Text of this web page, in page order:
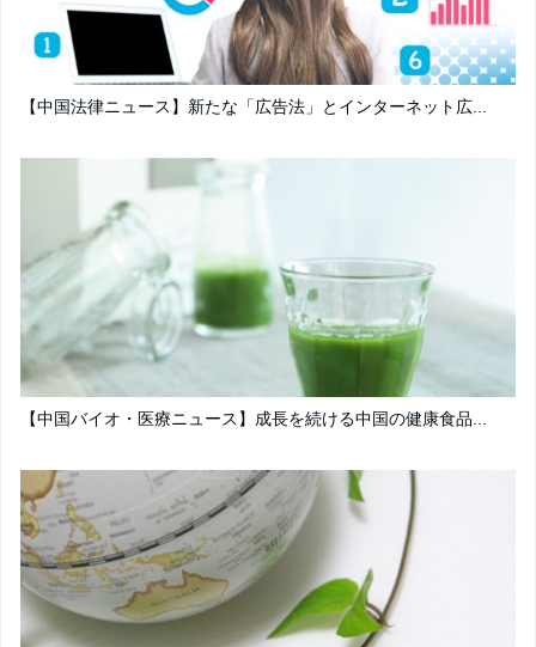
【中国法律ニュース】新たな「広告法」とインターネット広...
【中国バイオ・医療ニュース】成長を続ける中国の健康食品...